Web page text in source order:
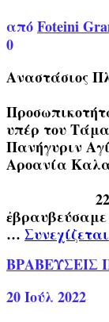
απόFoteini
0
Αναστάσιος
υπέρ του
Πανήγυριν
Αροανία
… Συνεχίζεται
ΒΡΑΒΕΥΣΕΙΣ
20Ιούλ 2022